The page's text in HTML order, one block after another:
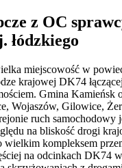
z OC
łódzkiego
miejscowość w
krajowej DK74
Gmina Kamieńsk
Wojaszów, Gilowice,
ruch samochodowy
na bliskość drogi
wielkim kompleksem
na odcinkach DK74